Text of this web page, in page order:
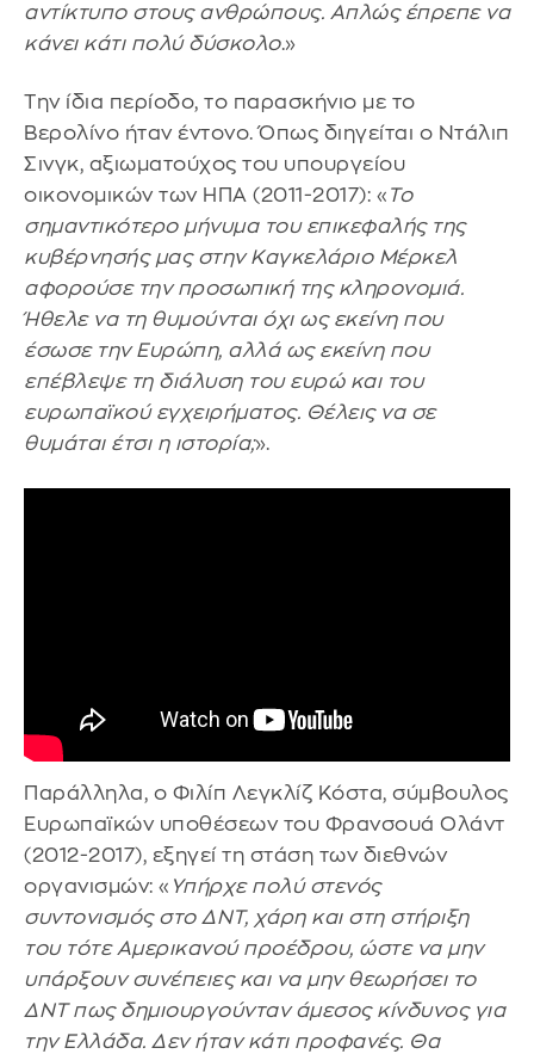
αντίκτυπο στους ανθρώπους. Απλώς έπρεπε να
κάνει κάτι πολύ δύσκολο.»
Την ίδια περίοδο, το παρασκήνιο με το
Βερολίνο ήταν έντονο. Όπως διηγείται ο Ντάλιπ
Σινγκ, αξιωματούχος του υπουργείου
οικονομικών των ΗΠΑ (2011-2017): « Το
σημαντικότερο μήνυμα του επικεφαλής της
κυβέρνησής μας στην Καγκελάριο Μέρκελ
αφορούσε την προσωπική της κληρονομιά.
Ήθελε να τη θυμούνται όχι ως εκείνη που
έσωσε την Ευρώπη, αλλά ως εκείνη που
επέβλεψε τη διάλυση του ευρώ και του
ευρωπαϊκού εγχειρήματος. Θέλεις να σε
θυμάται έτσι η ιστορία;».
Παράλληλα, ο Φιλίπ Λεγκλίζ Κόστα, σύμβουλος
Ευρωπαϊκών υποθέσεων του Φρανσουά Ολάντ
(2012-2017), εξηγεί τη στάση των διεθνών
οργανισμών: « Υπήρχε πολύ στενός
συντονισμός στο ΔΝΤ, χάρη και στη στήριξη
του τότε Αμερικανού προέδρου, ώστε να μην
υπάρξουν συνέπειες και να μην θεωρήσει το
ΔΝΤ πως δημιουργούνταν άμεσος κίνδυνος για
την Ελλάδα. Δεν ήταν κάτι προφανές. Θα